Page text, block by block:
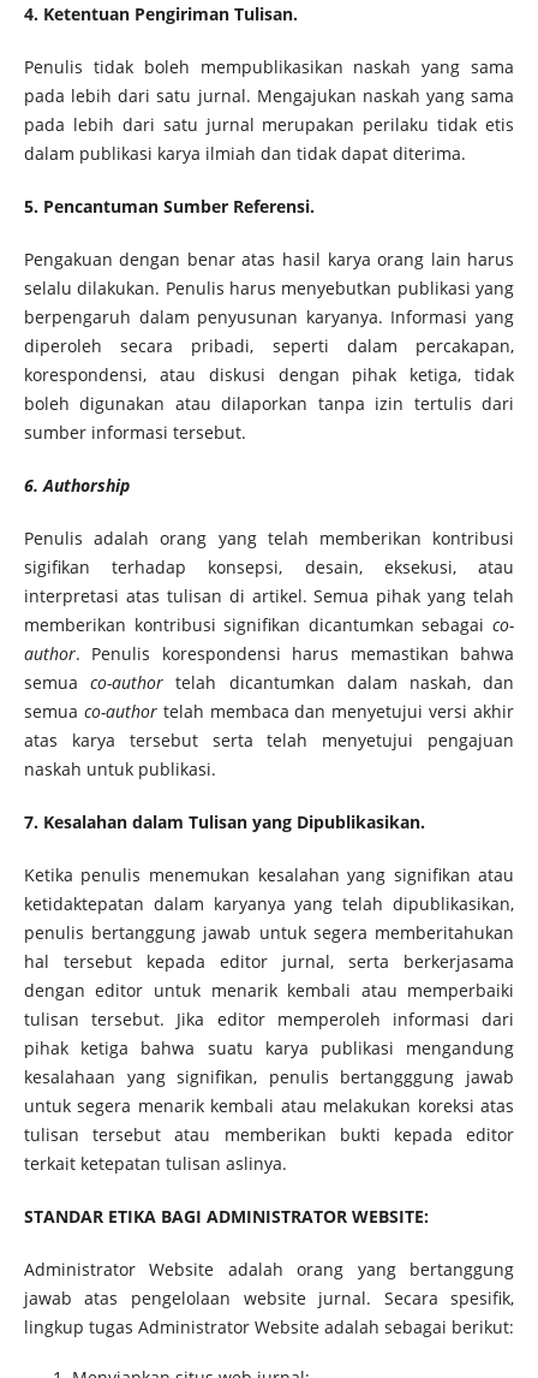
4. Ketentuan Pengiriman Tulisan.
Penulis tidak boleh mempublikasikan naskah yang sama
pada lebih dari satu jurnal. Mengajukan naskah yang sama
pada lebih dari satu jurnal merupakan perilaku tidak etis
dalam publikasi karya ilmiah dan tidak dapat diterima.
5. Pencantuman Sumber Referensi.
Pengakuan dengan benar atas hasil karya orang lain harus
selalu dilakukan. Penulis harus menyebutkan publikasi yang
berpengaruh dalam penyusunan karyanya. Informasi yang
diperoleh secara pribadi, seperti dalam percakapan,
korespondensi, atau diskusi dengan pihak ketiga, tidak
boleh digunakan atau dilaporkan tanpa izin tertulis dari
sumber informasi tersebut.
6. Authorship
Penulis adalah orang yang telah memberikan kontribusi
sigifikan terhadap konsepsi, desain, eksekusi, atau
interpretasi atas tulisan di artikel. Semua pihak yang telah
memberikan kontribusi signifikan dicantumkan sebagaico-
author. Penulis korespondensi harus memastikan bahwa
semuaco-author telah dicantumkan dalam naskah, dan
semua co-authortelah membaca dan menyetujui versi akhir
atas karya tersebut serta telah menyetujui pengajuan
naskah untuk publikasi.
7. Kesalahan dalam Tulisan yang Dipublikasikan.
Ketika penulis menemukan kesalahan yang signifikan atau
ketidaktepatan dalam karyanya yang telah dipublikasikan,
penulis bertanggung jawab untuk segera memberitahukan
hal tersebut kepada editor jurnal, serta berkerjasama
dengan editor untuk menarik kembali atau memperbaiki
tulisan tersebut. Jika editor memperoleh informasi dari
pihak ketiga bahwa suatu karya publikasi mengandung
kesalahaan yang signifikan, penulis bertangggung jawab
untuk segera menarik kembali atau melakukan koreksi atas
tulisan tersebut atau memberikan bukti kepada editor
terkait ketepatan tulisan aslinya.
STANDAR ETIKA BAGI ADMINISTRATOR WEBSITE:
Administrator Website adalah orang yang bertanggung
jawab atas pengelolaan website jurnal. Secara spesifik,
lingkup tugas Administrator Website adalah sebagai berikut: